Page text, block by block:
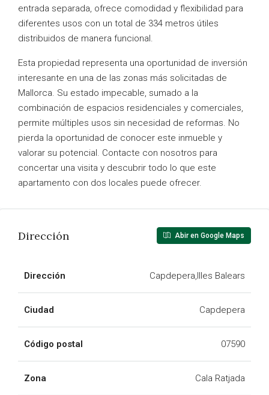
entrada separada, ofrece comodidad y flexibilidad para
diferentes usos con un total de 334 metros útiles
distribuidos de manera funcional.
Esta propiedad representa una oportunidad de inversión
interesante en una de las zonas más solicitadas de
Mallorca. Su estado impecable, sumado a la
combinación de espacios residenciales y comerciales,
permite múltiples usos sin necesidad de reformas. No
pierda la oportunidad de conocer este inmueble y
valorar su potencial. Contacte con nosotros para
concertar una visita y descubrir todo lo que este
apartamento con dos locales puede ofrecer.
Dirección Abir en Google Maps
Dirección Capdepera,Illes Balears
Ciudad Capdepera
Código postal 07590
Zona Cala Ratjada